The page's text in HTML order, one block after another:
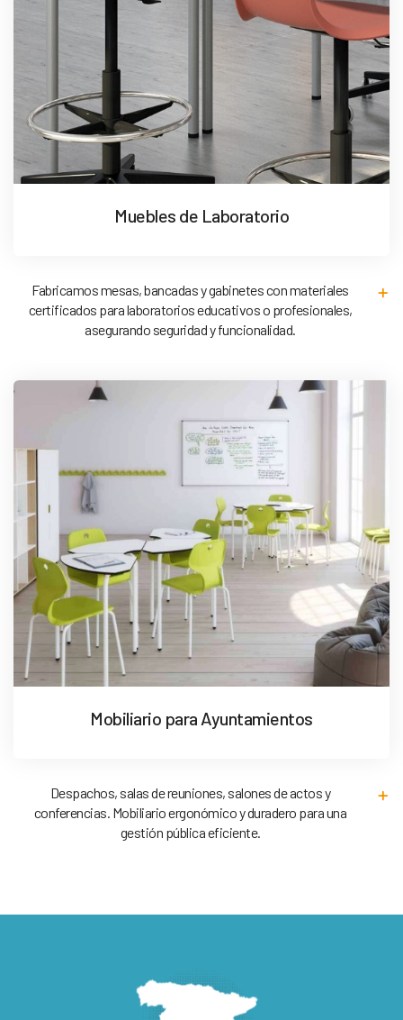
Muebles de Laboratorio
Fabricamos mesas, bancadas y gabinetes con materiales
certificados para laboratorios educativos o profesionales,
asegurando seguridad y funcionalidad.
Mobiliario para Ayuntamientos
Despachos, salas de reuniones, salones de actos y
conferencias. Mobiliario ergonómico y duradero para una
gestión pública eficiente.